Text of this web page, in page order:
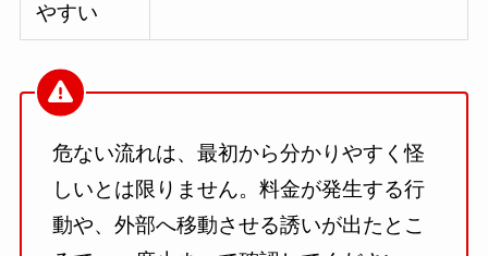
やすい
危ない流れは、最初から分かりやすく怪
しいとは限りません。料金が発生する行
動や、外部へ移動させる誘いが出たとこ